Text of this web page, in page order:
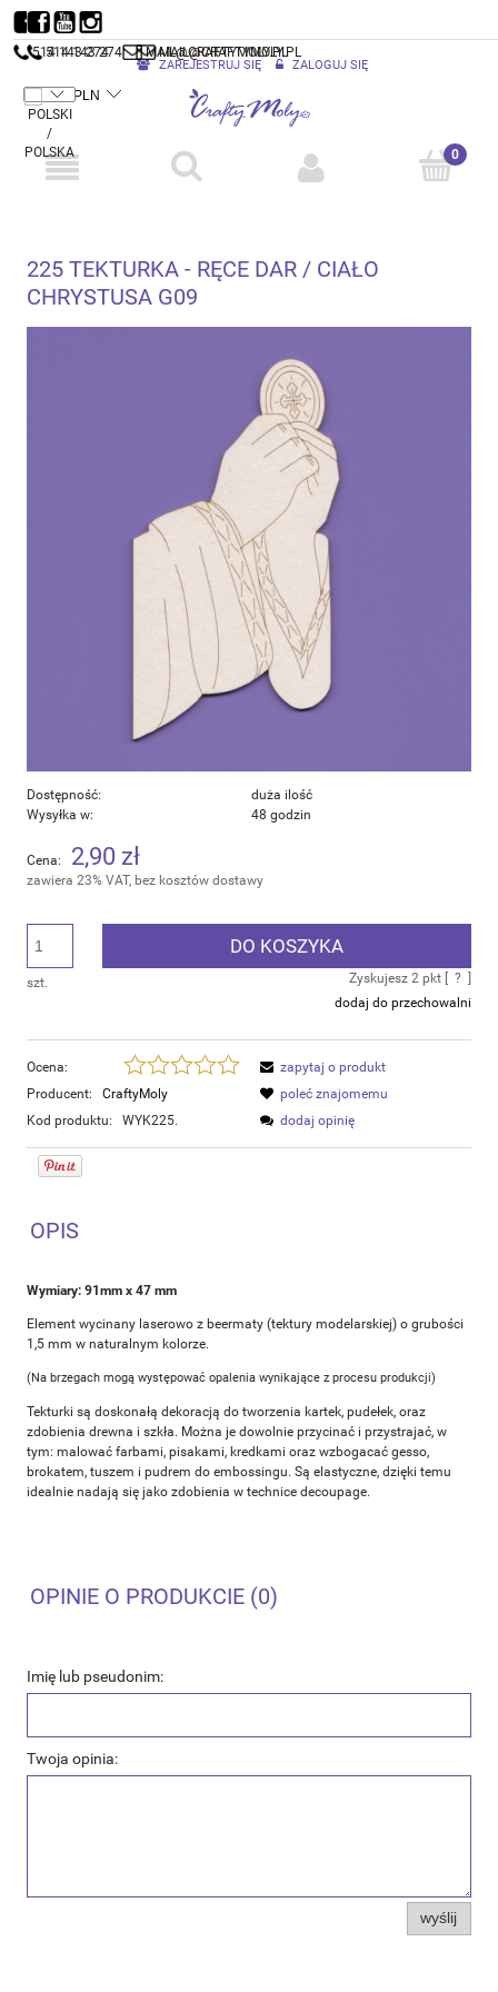
514 143 274 MAIL@CRAFTYMOLY.PL
ZAREJESTRUJ SIĘ ZALOGUJ SIĘ
514 143 274 MAIL@CRAFTYMOLY.PL
225 TEKTURKA - RĘCE DAR / CIAŁO
CHRYSTUSA G09
Dostępność:
duża ilość
Wysyłka w:
48 godzin
Cena: 2,90 zł
zawiera 23% VAT, bez kosztów dostawy
szt.
DO KOSZYKA
Zyskujesz 2 pkt [ ? ]
dodaj do przechowalni
Ocena:
Producent:
CraftyMoly
Kod produktu:
WYK225.
zapytaj o produkt
poleć znajomemu
dodaj opinię
OPIS
Wymiary: 91mm x 47 mm
Element wycinany laserowo z beermaty (tektury modelarskiej) o grubości
1,5 mm w naturalnym kolorze.
(Na brzegach mogą występować opalenia wynikające z procesu produkcji)
Tekturki są doskonałą dekoracją do tworzenia kartek, pudełek, oraz
zdobienia drewna i szkła. Można je dowolnie przycinać i przystrajać, w
tym: malować farbami, pisakami, kredkami oraz wzbogacać gesso,
brokatem, tuszem i pudrem do embossingu. Są elastyczne, dzięki temu
idealnie nadają się jako zdobienia w technice decoupage.
OPINIE O PRODUKCIE (0)
Imię lub pseudonim:
Twoja opinia:
wyślij